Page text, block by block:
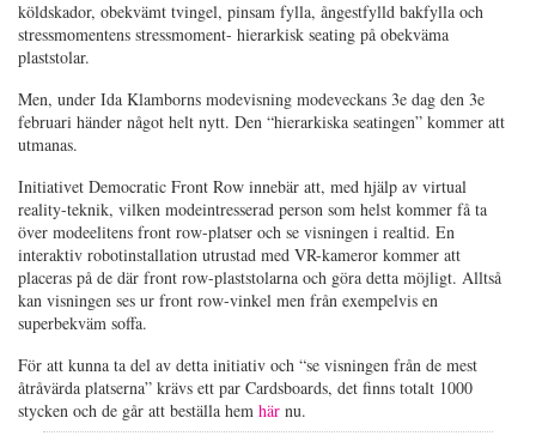
köldskador, obekvämt tvingel, pinsam fylla, ångestfylld bakfylla och
stressmomentens stressmoment- hierarkisk seating på obekväma
plaststolar.
Men, under Ida Klamborns modevisning modeveckans 3e dag den 3e
februari händer något helt nytt. Den “hierarkiska seatingen” kommer att
utmanas.
Initiativet Democratic Front Row innebär att, med hjälp av virtual
reality-teknik, vilken modeintresserad person som helst kommer få ta
över modeelitens front row-platser och se visningen i realtid. En
interaktiv robotinstallation utrustad med VR-kameror kommer att
placeras på de där front row-plaststolarna och göra detta möjligt. Alltså
kan visningen ses ur front row-vinkel men från exempelvis en
superbekväm soffa.
För att kunna ta del av detta initiativ och “se visningen från de mest
åtråvärda platserna” krävs ett par Cardsboards, det finns totalt 1000
stycken och de går att beställa hem här nu.